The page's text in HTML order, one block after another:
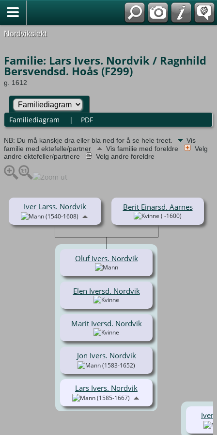
Nordvikslekt
Familie: Lars Ivers. Nordvik / Ragnhild
Bersvendsd. Hoås (F299)
g. 1612
Familiediagram | PDF
NB: Du må kanskje dra eller bla ned for å se hele treet.
Vis
familie med ektefelle/partner
Vis familie med foreldre
Velg
andre ektefeller/partnere
Velg andre foreldre
Iver Larss. Nordvik
(1540-1608)
Berit Einarsd. Aarnes
( -1600)
Oluf Ivers. Nordvik
Elen Iversd. Nordvik
Marit Iversd. Nordvik
Jon Ivers. Nordvik
(1583-1652)
Lars Ivers. Nordvik
(1585-1667)
Iver